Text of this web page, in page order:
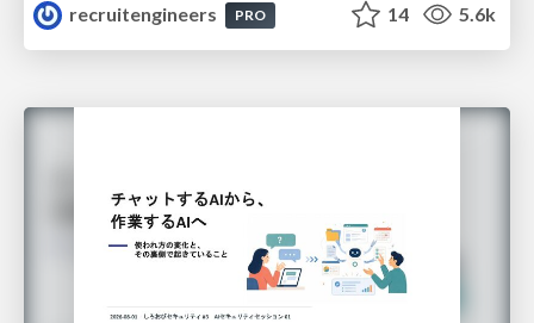
recruitengineers
PRO 14 5.6k